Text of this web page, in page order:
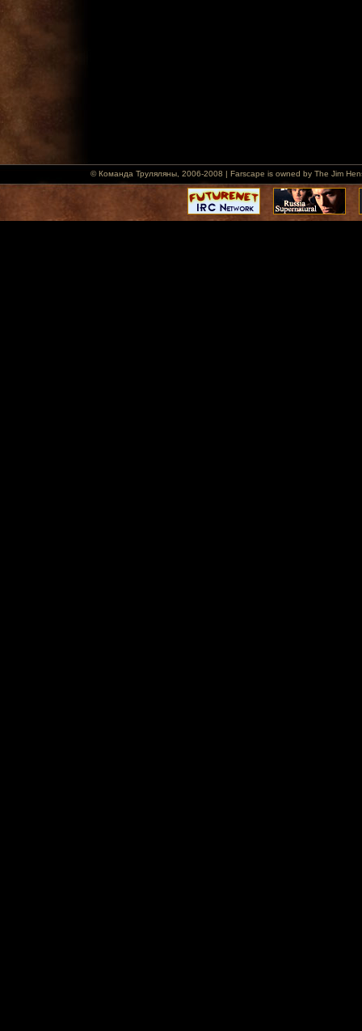
© Команда Труляляны, 2006-2008 | Farscape is owned by The Jim